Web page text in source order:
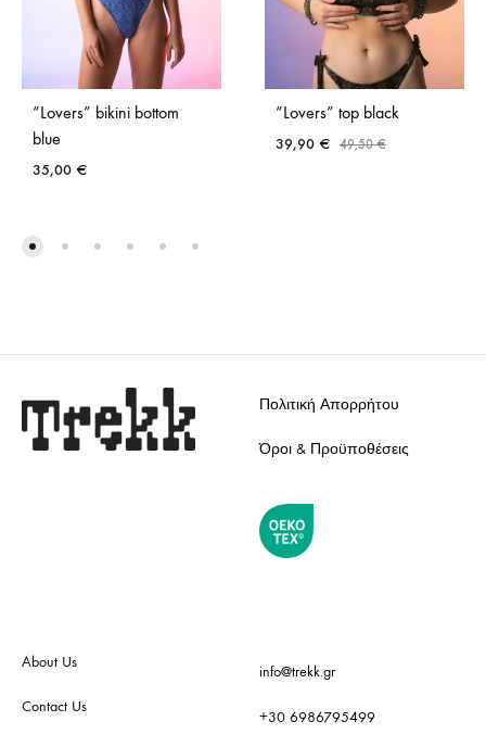
“Lovers” bikini bottom
blue
35,00 €
“Lovers” top black
39,90 € 49,50€
Πολιτική Απορρήτου
Όροι & Προϋποθέσεις
About Us
Contact Us
info@trekk.gr
+30 6986795499